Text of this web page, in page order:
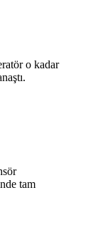
o kadar
tam